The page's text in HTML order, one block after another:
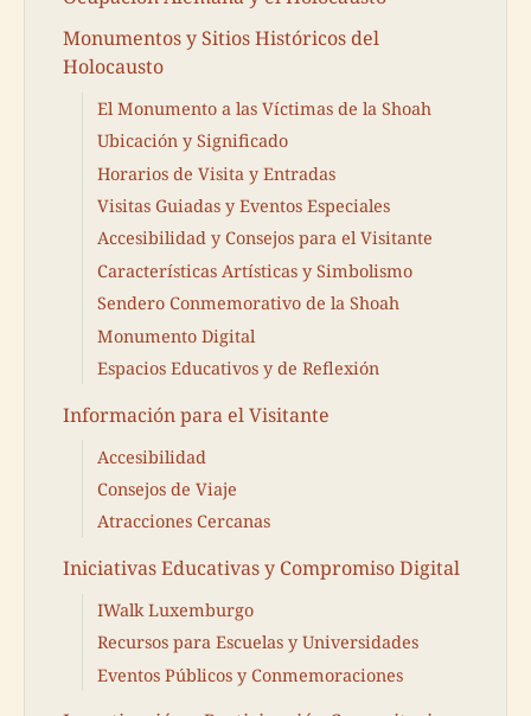
Monumentos y Sitios Históricos del
Holocausto
El Monumento a las Víctimas de la Shoah
Ubicación y Significado
Horarios de Visita y Entradas
Visitas Guiadas y Eventos Especiales
Accesibilidad y Consejos para el Visitante
Características Artísticas y Simbolismo
Sendero Conmemorativo de la Shoah
Monumento Digital
Espacios Educativos y de Reflexión
Información para el Visitante
Accesibilidad
Consejos de Viaje
Atracciones Cercanas
Iniciativas Educativas y Compromiso Digital
IWalk Luxemburgo
Recursos para Escuelas y Universidades
Eventos Públicos y Conmemoraciones